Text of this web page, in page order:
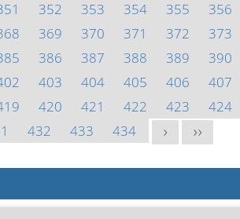
352 353 354 355 356
369 370 371 372 373
386 387 388 389 390
403 404 405 406 407
420 421 422 423 424
432 433 434 > >>